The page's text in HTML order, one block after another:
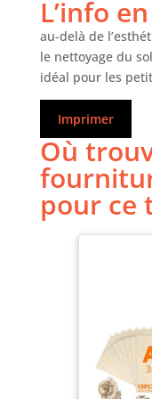
L’info
au-delà de
le nettoyage du
idéal pour les
Imprimer
Où
pour ce